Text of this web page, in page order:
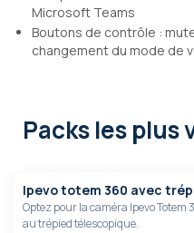
Microsoft Teams
Boutons de contrôle :
changement du mode de
Packs les plus
Ipevo totem 360 avec
Optez pour la caméra Ipevo
au trépied télescopique.